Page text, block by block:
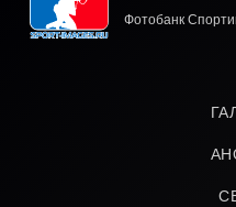
Фотобанк